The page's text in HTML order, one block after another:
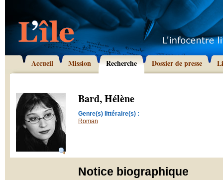
Accueil Mission Recherche Dossier de presse
Bard, Hélène
Genre(s) littéraire(s) :
Roman
Notice biographique